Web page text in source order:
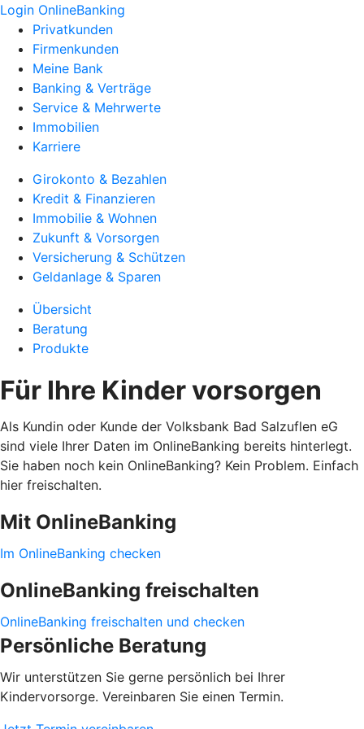
Login OnlineBanking
Privatkunden
Firmenkunden
Meine Bank
Banking & Verträge
Service & Mehrwerte
Immobilien
Karriere
Girokonto & Bezahlen
Kredit & Finanzieren
Immobilie & Wohnen
Zukunft & Vorsorgen
Versicherung & Schützen
Geldanlage & Sparen
Übersicht
Beratung
Produkte
Für Ihre Kinder vorsorgen
Als Kundin oder Kunde der Volksbank Bad Salzuflen eG
sind viele Ihrer Daten im OnlineBanking bereits hinterlegt.
Sie haben noch kein OnlineBanking? Kein Problem. Einfach
hier freischalten.
Mit OnlineBanking
Im OnlineBanking checken
OnlineBanking freischalten
OnlineBanking freischalten und checken
Persönliche Beratung
Wir unterstützen Sie gerne persönlich bei Ihrer
Kindervorsorge. Vereinbaren Sie einen Termin.